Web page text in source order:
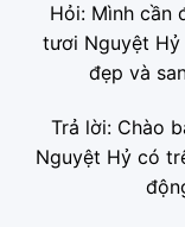
Hỏi: Mình cần
tươi Nguyệt Hỷ
đẹp và
Trả lời: Chào
Nguyệt Hỷ có